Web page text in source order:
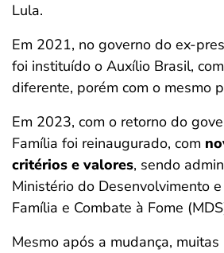
Lula.
Em 2021, no governo do ex-
foi instituído o Auxílio Brasil,
diferente, porém com o mesmo
Em 2023, com o retorno do
Família foi reinaugurado, com
critérios e valores, sendo
Ministério do Desenvolvimento
Família e Combate à Fome
Mesmo após a mudança,